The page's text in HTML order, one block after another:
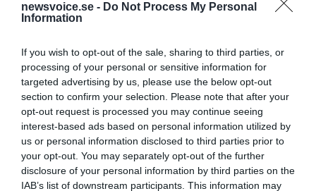
newsvoice.se - Do Not Process My Personal
Information
If you wish to opt-out of the sale, sharing to third parties, or
processing of your personal or sensitive information for
targeted advertising by us, please use the below opt-out
section to confirm your selection. Please note that after your
opt-out request is processed you may continue seeing
interest-based ads based on personal information utilized by
us or personal information disclosed to third parties prior to
your opt-out. You may separately opt-out of the further
disclosure of your personal information by third parties on the
IAB’s list of downstream participants. This information may
ungdomsvårdsskoleelever vid Lövsta skolhem (den
tyngsta ungdomsvårdsskolan i landet), födda omkring
brott, därav 800 grova våldsbrott. Multiplicera med
fem för att kompensera för mörkertal och
uppklarningsprocent. Lägg till de faktiska
vårdkostnader i slutenvård mellan 15 och 30 års ålder,
c:a 600 miljoner. Kostnaden per individ är astronomisk.
Invandrare var starkt överrepresenterade, men hade
bättre prognos (föräldrarna ställde upp för sina söner),
liksom de pojkar som omhändertogs tidigt och hade